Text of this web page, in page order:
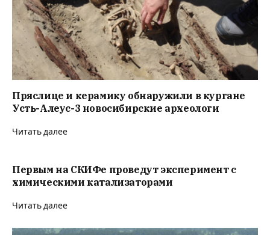
Пряслице и керамику обнаружили в кургане
Усть-Алеус-3 новосибирские археологи
Читать далее
Первым на СКИФе проведут эксперимент с
химическими катализаторами
Читать далее